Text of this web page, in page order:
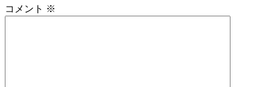
コメント ※